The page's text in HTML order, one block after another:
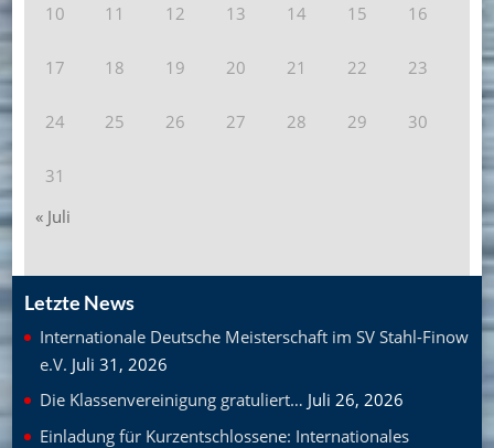
10 11 12 13 14 15 16
17 18 19 20 21 22 23
24 25 26 27 28 29 30
31
« Juli
Letzte News
Internationale Deutsche Meisterschaft im SV Stahl-Finow
e.V. Juli 31, 2026
Die Klassenvereinigung gratuliert… Juli 26, 2026
Einladung für Kurzentschlossene: Internationales